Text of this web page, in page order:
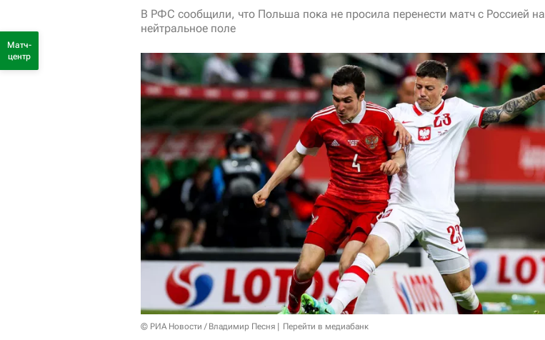
В РФС сообщили, что Польша пока не просила перенести матч с Россией на
нейтральное поле
© РИА Новости / Владимир Песня Перейти в медиабанк
Матч-
центр